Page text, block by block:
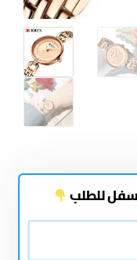
للطلب